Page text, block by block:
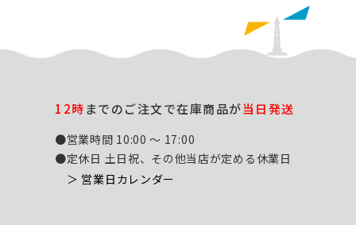
12時までのご注文で在庫商品が当日発送
●営業時間 10:00 ～ 17:00
●定休日 土日祝、その他当店が定める休業日
＞ 営業日カレンダー